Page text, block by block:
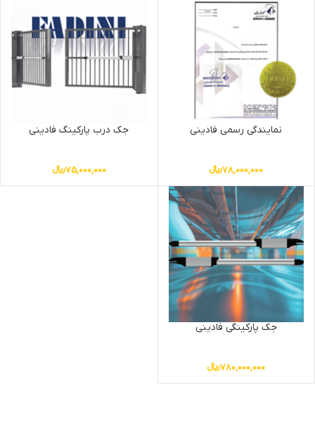
نمایندگی رسمی فادینی
78,000,000﷼
جک درب پارکینگ فادینی
75,000,000﷼
جک پارکینگی فادینی
780,000,000﷼